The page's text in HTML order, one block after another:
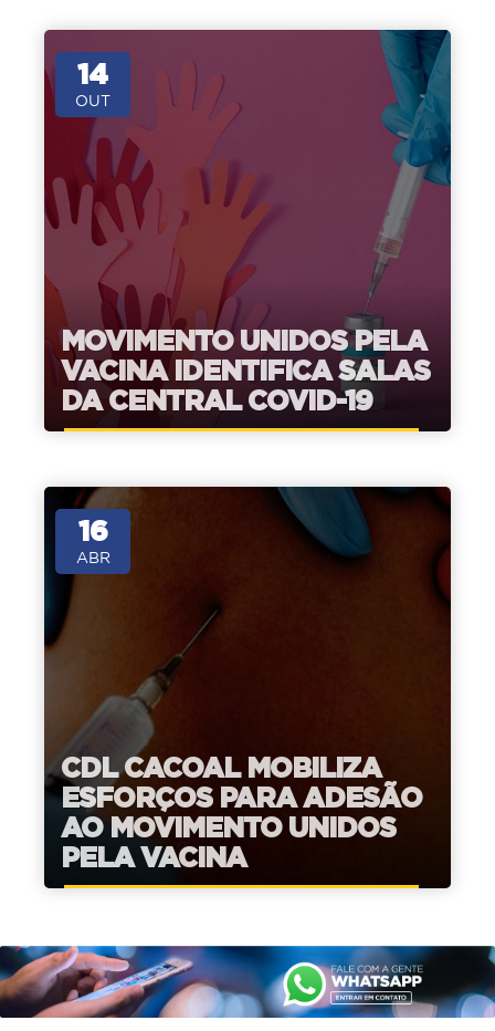
14
OUT
MOVIMENTO UNIDOS PELA
VACINA IDENTIFICA SALAS
DA CENTRAL COVID-19
16
ABR
CDL CACOAL MOBILIZA
ESFORÇOS PARA ADESÃO
AO MOVIMENTO UNIDOS
PELA VACINA